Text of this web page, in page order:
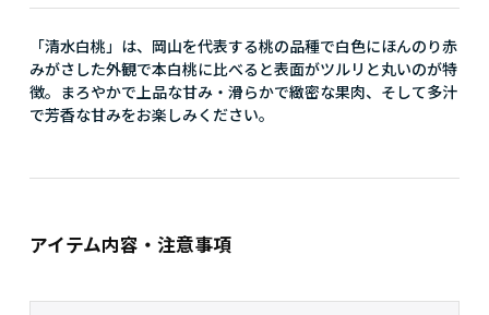
「清水白桃」は、岡山を代表する桃の品種で白色にほんのり赤
みがさした外観で本白桃に比べると表面がツルリと丸いのが特
徴。まろやかで上品な甘み・滑らかで緻密な果肉、そして多汁
で芳香な甘みをお楽しみください。
アイテム内容・注意事項